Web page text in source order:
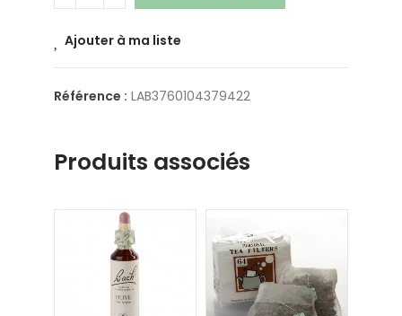
Ajouter à ma liste
Référence : LAB3760104379422
Produits associés